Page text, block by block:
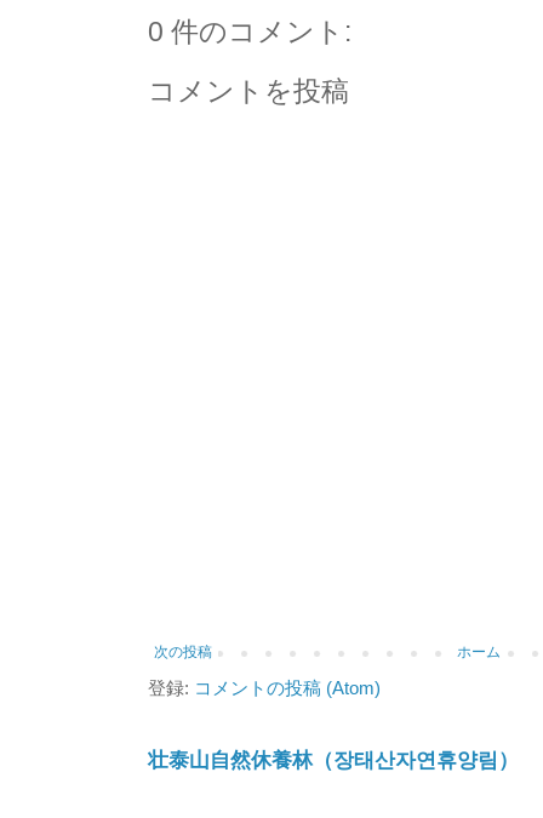
0 件のコメント:
コメントを投稿
次の投稿 ホーム
登録: コメントの投稿 (Atom)
壮泰山自然休養林（장태산자연휴양림）